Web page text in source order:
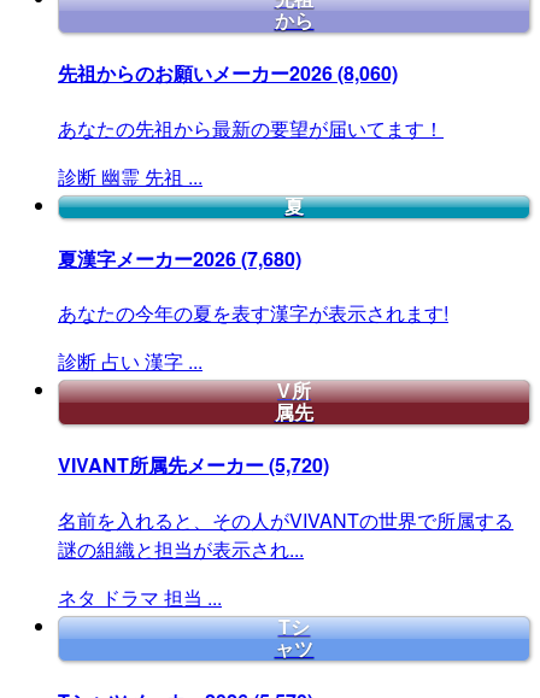
から
先祖からのお願いメーカー2026(8,060)
あなたの先祖から最新の要望が届いてます！
診断 幽霊 先祖 ...
夏
夏漢字メーカー2026(7,680)
あなたの今年の夏を表す漢字が表示されます!
診断 占い 漢字 ...
V所
属先
VIVANT所属先メーカー(5,720)
名前を入れると、その人がVIVANTの世界で所属する
謎の組織と担当が表示され...
ネタ ドラマ 担当 ...
Tシ
ャツ